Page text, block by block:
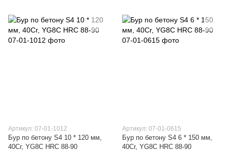
Артикул: 07-01-1012
Бур по бетону S4 10 * 120 мм,
40Cr, YG8C HRC 88-90
Артикул: 07-01-0615
Бур по бетону S4 6 * 150 мм,
40Cr, YG8C HRC 88-90